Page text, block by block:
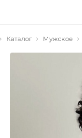
Каталог Мужское